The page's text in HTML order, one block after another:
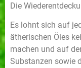
Die
Es lohnt sich auf
ätherischen Öles
machen und auf
Substanzen sowie